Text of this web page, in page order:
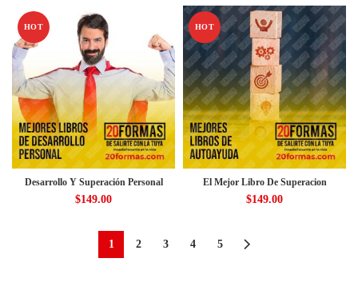
HOT
Desarrollo Y Superación Personal
$149.00
HOT
El Mejor Libro De Superacion
$149.00
1 2 3 4 5